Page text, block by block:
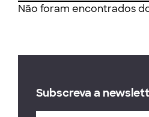
Não foram encontrados
Subscreva a